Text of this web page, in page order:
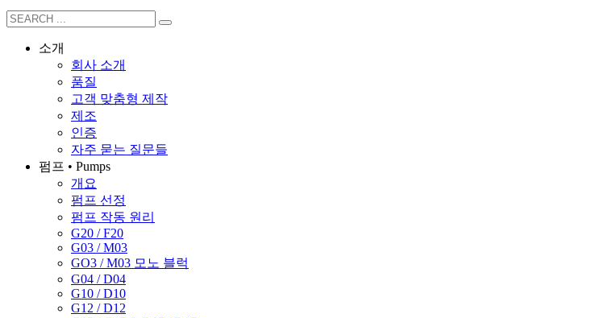
소개
회사 소개
품질
고객 맞춤형 제작
제조
인증
자주 묻는 질문들
펌프 • Pumps
개요
펌프 선정
펌프 작동 원리
G20 / F20
G03 / M03
GO3 / M03 모노 블럭
G04 / D04
G10 / D10
G12 / D12